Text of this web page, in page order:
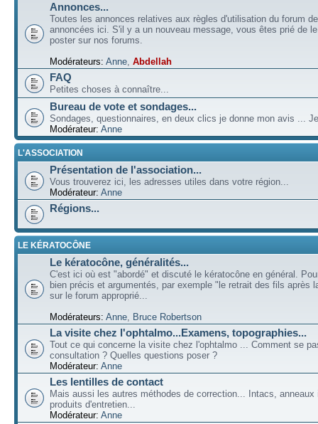
Annonces...
Toutes les annonces relatives aux règles d'utilisation du forum
annoncées ici. S'il y a un nouveau message, vous êtes prié de
poster sur nos forums.
Modérateurs: Anne, Abdellah
FAQ
Petites choses à connaître...
Bureau de vote et sondages...
Sondages, questionnaires, en deux clics je donne mon avis ...
Modérateur: Anne
L'ASSOCIATION
Présentation de l'association...
Vous trouverez ici, les adresses utiles dans votre région...
Modérateur: Anne
Régions...
LE KÉRATOCÔNE
Le kératocône, généralités...
C'est ici où est "abordé" et discuté le kératocône en général.
bien précis et argumentés, par exemple "le retrait des fils après
sur le forum approprié...
Modérateurs: Anne, Bruce Robertson
La visite chez l'ophtalmo...Examens, topographies...
Tout ce qui concerne la visite chez l'ophtalmo ... Comment se
consultation ? Quelles questions poser ?
Modérateur: Anne
Les lentilles de contact
Mais aussi les autres méthodes de correction... Intacs, anneaux
produits d'entretien...
Modérateur: Anne